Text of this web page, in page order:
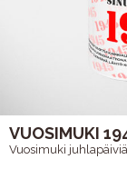
VUOSIMUKI
Vuosimuki